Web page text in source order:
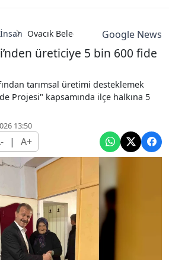
Ovacık Belediyesi’nden üreticiye
Google News
üreticiye 5 bin 600 fide
tarımsal üretimi desteklemek
Projesi" kapsamında ilçe halkına 5
13:50
| A+